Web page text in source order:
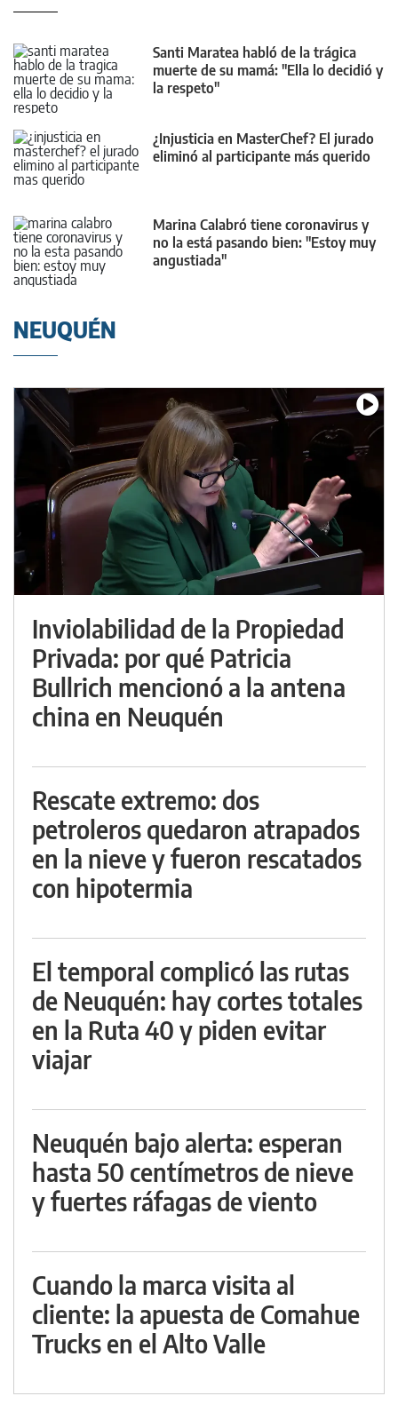
Santi Maratea habló de la trágica
muerte de su mamá: "Ella lo decidió y
la respeto"
¿Injusticia en MasterChef? El jurado
eliminó al participante más querido
Marina Calabró tiene coronavirus y
no la está pasando bien: "Estoy muy
angustiada"
NEUQUÉN
Inviolabilidad de la Propiedad
Privada: por qué Patricia
Bullrich mencionó a la antena
china en Neuquén
Rescate extremo: dos
petroleros quedaron atrapados
en la nieve y fueron rescatados
con hipotermia
El temporal complicó las rutas
de Neuquén: hay cortes totales
en la Ruta 40 y piden evitar
viajar
Neuquén bajo alerta: esperan
hasta 50 centímetros de nieve
y fuertes ráfagas de viento
Cuando la marca visita al
cliente: la apuesta de Comahue
Trucks en el Alto Valle